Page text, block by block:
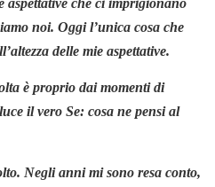
noi. Oggi l’unica cosa che
delle mie aspettative.
è proprio dai momenti di
il vero Se: cosa ne pensi al
Negli anni mi sono resa conto,